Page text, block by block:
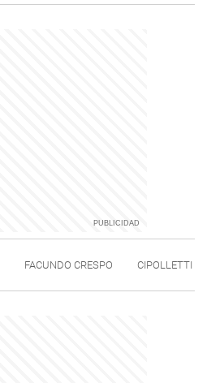
FACUNDO CRESPO CIPOLLETTI